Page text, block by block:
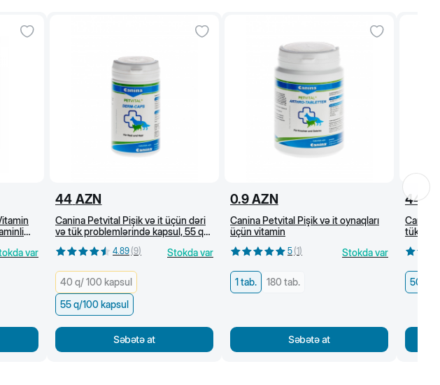
var
44 AZN
Canina Petvital Pişik və it üçün dəri
və tük problemlərində kapsul, 55 q/
4.89 (9) Stokda var
40 q/ 100 kapsul
55 q/100 kapsul
Səbətə at
0.9 AZN
Canina Petvital Pişik və it oynaqları
üçün vitamin
5 (1) Stokda var
1 tab. 180 tab.
Səbətə at
44
Canina
tükləri
50 tab.